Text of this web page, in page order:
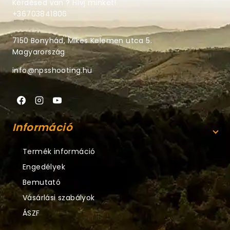
Kérdésed van ? Hívj minket!
+36703841806
7150 Bonyhád, Mikes Kelemen utca 5.
Magyarország
info@npsshooting.hu
Információ
Termék információ
Engedélyek
Bemutató
Vásárlási szabályok
ÁSZF